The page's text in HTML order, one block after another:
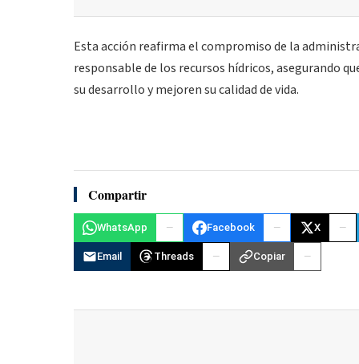
Esta acción reafirma el compromiso de la
responsable de los recursos hídricos, asegurando
su desarrollo y mejoren su calidad de vida.
Compartir
WhatsApp Facebook X
Email Threads Copiar